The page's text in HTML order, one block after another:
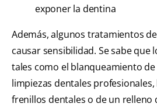
exponer la dentina
Además, algunos tratamientos
causar sensibilidad. Se sabe que
tales como el blanqueamiento de
limpiezas dentales
frenillos dentales o de un relleno